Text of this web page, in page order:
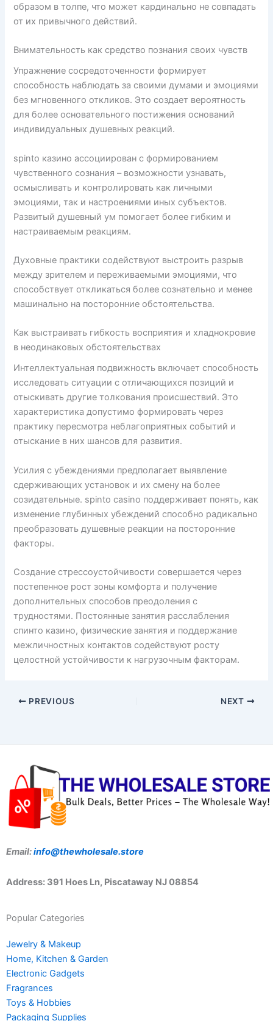
образом в толпе, что может кардинально не совпадать
от их привычного действий.
Внимательность как средство познания своих чувств
Упражнение сосредоточенности формирует
способность наблюдать за своими думами и эмоциями
без мгновенного откликов. Это создает вероятность
для более основательного постижения оснований
индивидуальных душевных реакций.
spinto казино ассоциирован с формированием
чувственного сознания – возможности узнавать,
осмысливать и контролировать как личными
эмоциями, так и настроениями иных субъектов.
Развитый душевный ум помогает более гибким и
настраиваемым реакциям.
Духовные практики содействуют выстроить разрыв
между зрителем и переживаемыми эмоциями, что
способствует откликаться более сознательно и менее
машинально на посторонние обстоятельства.
Как выстраивать гибкость восприятия и хладнокровие
в неодинаковых обстоятельствах
Интеллектуальная подвижность включает способность
исследовать ситуации с отличающихся позиций и
отыскивать другие толкования происшествий. Это
характеристика допустимо формировать через
практику пересмотра неблагоприятных событий и
отыскание в них шансов для развития.
Усилия с убеждениями предполагает выявление
сдерживающих установок и их смену на более
созидательные. spinto casino поддерживает понять, как
изменение глубинных убеждений способно радикально
преобразовать душевные реакции на посторонние
факторы.
Создание стрессоустойчивости совершается через
постепенное рост зоны комфорта и получение
дополнительных способов преодоления с
трудностями. Постоянные занятия расслабления
спинто казино, физические занятия и поддержание
межличностных контактов содействуют росту
целостной устойчивости к нагрузочным факторам.
PREVIOUS NEXT
Email:info@thewholesale.store
Address: 391 Hoes Ln, Piscataway NJ 08854
Popular Categories
Jewelry & Makeup
Home, Kitchen & Garden
Electronic Gadgets
Fragrances
Toys & Hobbies
Packaging Supplies